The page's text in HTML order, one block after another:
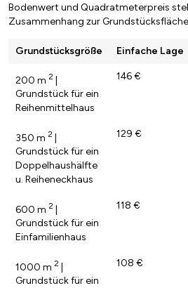
Bodenwert und Quadratmeterpreis
Zusammenhang zur
Grundstücksgröße Einfache Lage
200 m 2 |
Grundstück für ein
Reihenmittelhaus
146 €
350 m 2 |
Grundstück für ein
Doppelhaushälfte
u. Reiheneckhaus
129 €
600 m 2 |
Grundstück für ein
Einfamilienhaus
118 €
1000 m 2 |
Grundstück für ein
108 €